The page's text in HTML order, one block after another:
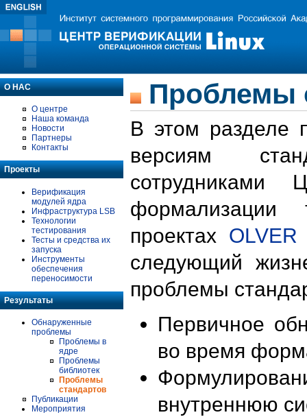
О НАС
О центре
Наша команда
Новости
Партнеры
Контакты
Проекты
Верификация
модулей ядра
Инфраструктура LSB
Технологии
тестирования
Тесты и средства их
запуска
Инструменты
обеспечения
переносимости
Результаты
Обнаруженные
проблемы
Проблемы в
ядре
Проблемы
библиотек
Проблемы
стандартов
Публикации
Мероприятия
Проблемы
В этом разделе
версиям
формализации
проектах OLVER
следующий
проблемы
Первичное
во время
внутреннюю